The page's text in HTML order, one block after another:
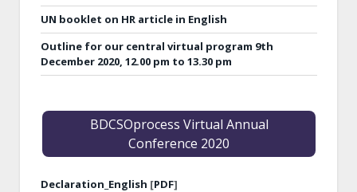
UN booklet on HR article in English
Outline for our central virtual program 9th
December 2020, 12.00 pm to 13.30 pm
BDCSOprocess Virtual Annual
Conference 2020
Declaration_English [PDF]